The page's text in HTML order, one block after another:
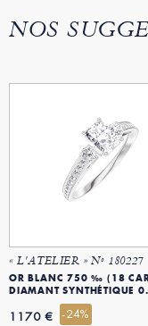
NOS
« L'ATELIER » Nº 180227
OR BLANC 750 ‰ (18
DIAMANT SYNTHÉTIQUE
1170 € -24%